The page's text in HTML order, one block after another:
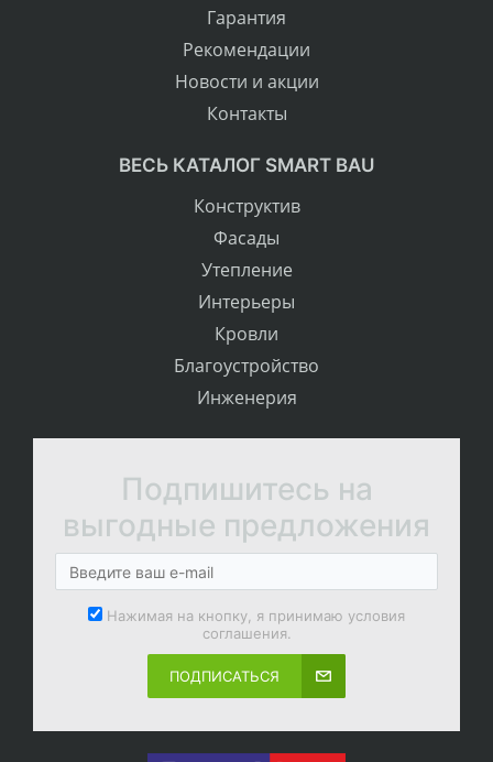
Гарантия
Рекомендации
Новости и акции
Контакты
ВЕСЬ КАТАЛОГ SMART BAU
Конструктив
Фасады
Утепление
Интерьеры
Кровли
Благоустройство
Инженерия
Подпишитесь на
выгодные предложения
Нажимая на кнопку, я принимаю условия
соглашения.
ПОДПИСАТЬСЯ